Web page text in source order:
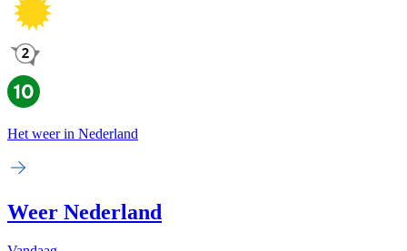
Het weer in Nederland
Weer Nederland